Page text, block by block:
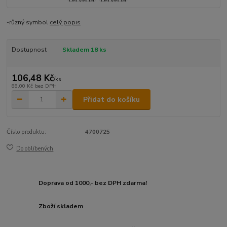
-různý symbol celý popis
Dostupnost Skladem 18 ks
106,48 Kč/ks
88,00 Kč bez DPH
Přidat do košíku
Číslo produktu: 4700725
Do oblíbených
Doprava od 1000,- bez DPH zdarma!
Zboží skladem